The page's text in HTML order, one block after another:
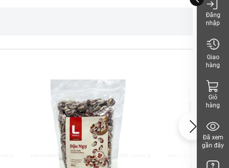
Đăng
nhập
Giao
hàng
Giỏ
hàng
Đã xem
gần đây